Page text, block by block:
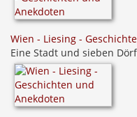
Wien - Liesing -
Eine Stadt und sieben